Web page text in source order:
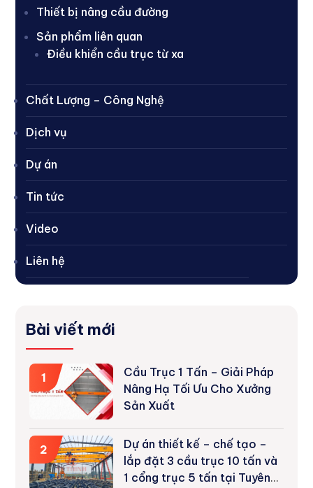
Thiết bị nâng cầu đường
Sản phẩm liên quan
Điều khiển cầu trục từ xa
Chất Lượng – Công Nghệ
Dịch vụ
Dự án
Tin tức
Video
Liên hệ
Bài viết mới
1
Cầu Trục 1 Tấn – Giải Pháp
Nâng Hạ Tối Ưu Cho Xưởng
Sản Xuất
2
Dự án thiết kế – chế tạo –
lắp đặt 3 cầu trục 10 tấn và
1 cổng trục 5 tấn tại Tuyên